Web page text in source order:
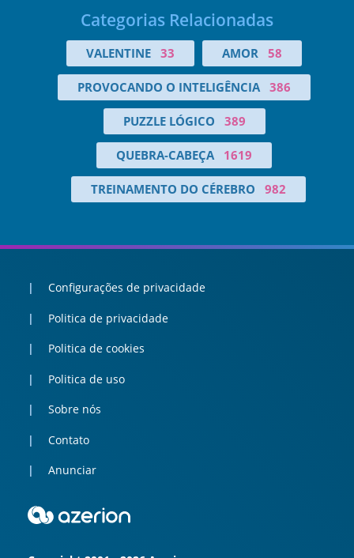
Categorias Relacionadas
VALENTINE 33 AMOR 58
PROVOCANDO O INTELIGÊNCIA 386
PUZZLE LÓGICO 389
QUEBRA-CABEÇA 1619
TREINAMENTO DO CÉREBRO 982
Configurações de privacidade
Politica de privacidade
Politica de cookies
Politica de uso
Sobre nós
Contato
Anunciar